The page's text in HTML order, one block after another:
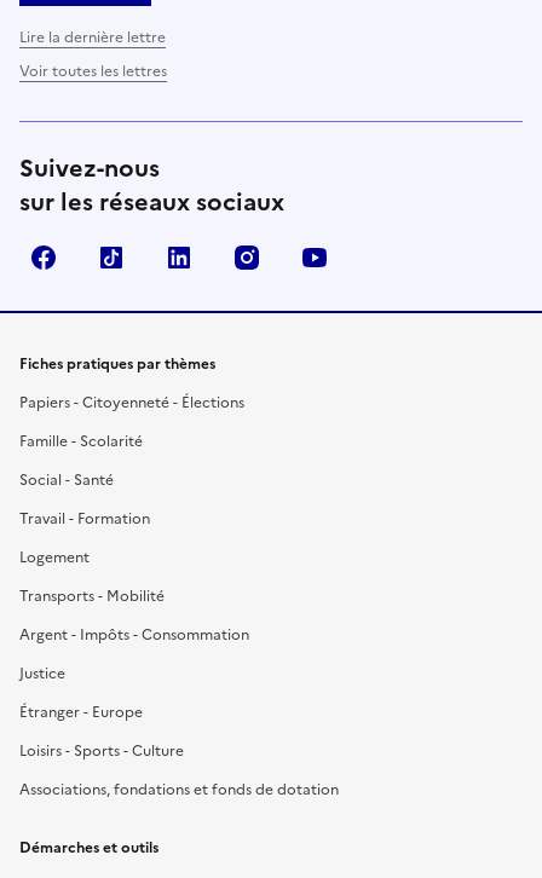
Lire la dernière lettre
Voir toutes les lettres
Suivez-nous
sur les réseaux sociaux
FacebookTikTok LinkedIn Instagram
Fiches pratiques par thèmes
Papiers - Citoyenneté - Élections
Famille - Scolarité
Social - Santé
Travail - Formation
Logement
Transports - Mobilité
Argent - Impôts - Consommation
Justice
Étranger - Europe
Loisirs - Sports - Culture
Associations, fondations et fonds de dotation
Démarches et outils